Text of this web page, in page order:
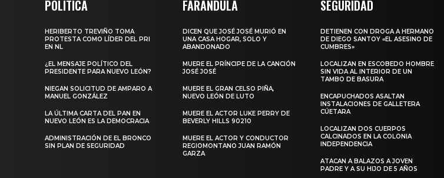
POLITICA
HERIBERTO TREVIÑO TOMA
PROTESTA COMO LÍDER DEL PRI
EN NL
¿EL MENSAJE POLÍTICO DEL
PRESIDENTE PARA NUEVO LEÓN?
NIEGAN SOLICITUD DE AMPARO A
MANUEL GONZÁLEZ
LA ÚLTIMA CARTA DEL PAN EN
NUEVO LEÓN ES LA DEMOCRACIA
ADMINISTRACIÓN DE EL BRONCO
SIN PLAN DE SEGURIDAD
FARANDULA
DICEN QUE JOSÉ JOSÉ MURIÓ EN
UNA CASA HOGAR, SOLO Y
ABANDONADO
MUERE EL PRÍNCIPE DE LA CANCIÓN
JOSÉ JOSÉ
MUERE EL GRAN CELSO PIÑA,
NUEVO LEÓN DE LUTO
MUERE EL ACTOR LUKE PERRY DE
BEVERLY HILLS 90210
MUERE EL ACTOR Y CONDUCTOR
REGIOMONTANO JUAN RAMÓN
GARZA
SEGURIDAD
DETIENEN CON DROGA A HERMANO
DE DIEGO SANTOY «EL ASESINO DE
CUMBRES»
LOCALIZAN EN ESCOBEDO HOMBRE
SIN VIDA AL INTERIOR DE UN
TAMBO DE BASURA
ENCAPUCHADOS ASALTAN
INSTALACIONES DE GALLETERA
CÚETARA
LOCALIZAN DOS CUERPOS
CALCINADOS EN LA COLONIA
INDEPENDENCIA
ATACAN A BALAZOS A JOVEN
PADRE Y A SU HIJO DE 5 AÑOS